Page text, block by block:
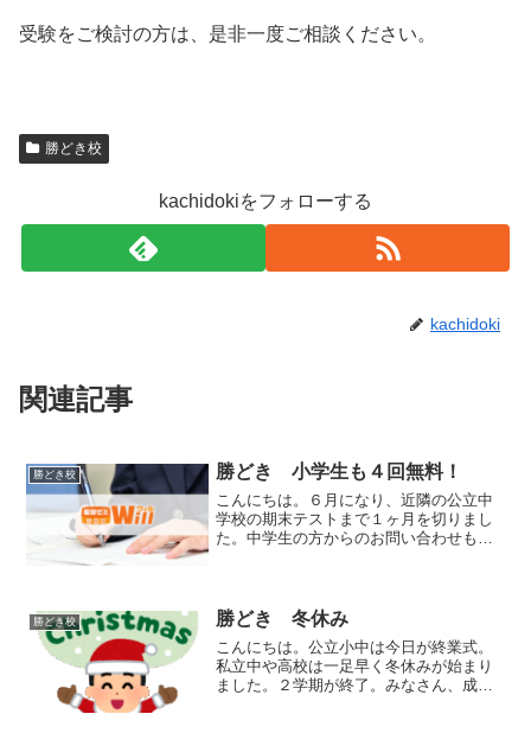
受験をご検討の方は、是非一度ご相談ください。
勝どき校
kachidokiをフォローする
kachidoki
関連記事
勝どき校 勝どき 小学生も４回無料！
こんにちは。６月になり、近隣の公立中
学校の期末テストまで１ヶ月を切りまし
た。中学生の方からのお問い合わせも増
学生にも４回のお試し授業...
勝どき校 勝どき 冬休み
こんにちは。公立小中は今日が終業式。
私立中や高校は一足早く冬休みが始まり
ました。２学期が終了。みなさん、成績